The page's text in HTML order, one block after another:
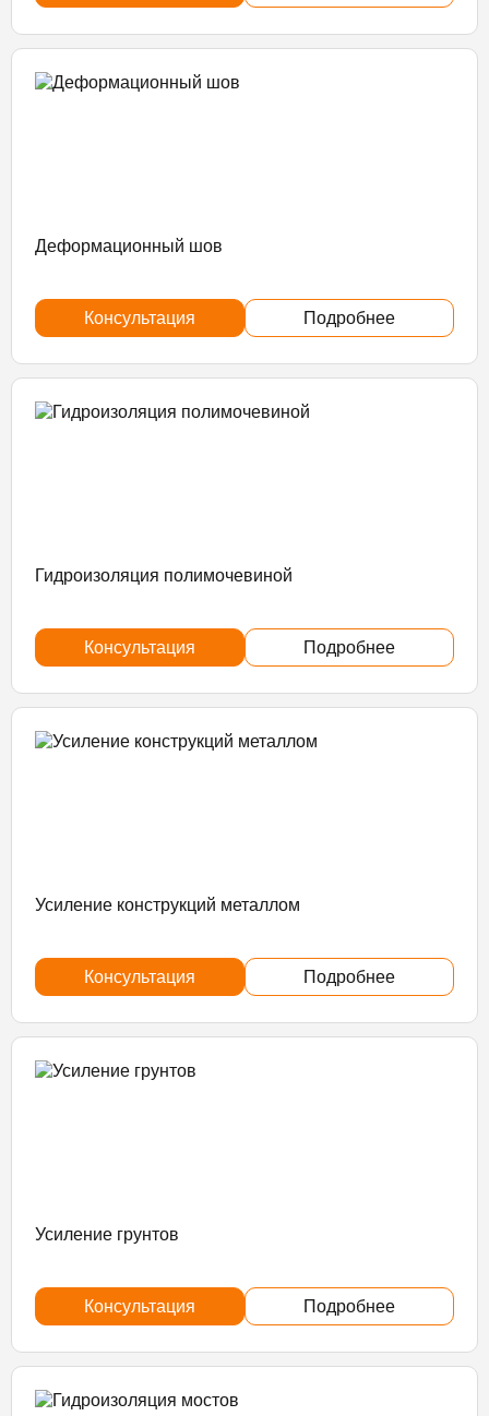
Деформационный шов
Консультация Подробнее
Гидроизоляция полимочевиной
Консультация Подробнее
Усиление конструкций металлом
Консультация Подробнее
Усиление грунтов
Консультация Подробнее